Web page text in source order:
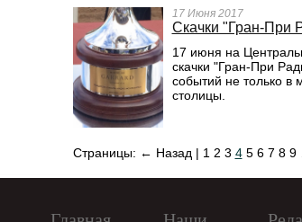
17 Июня 2017
Скачки "Гран-При
17 июня на
скачки "Гран-При
событий не только в
столицы.
Страницы: ← Назад | 1 2 3 4 5 6 7 8 9